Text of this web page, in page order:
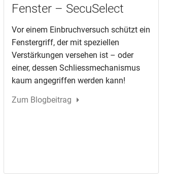
Fenster – SecuSelect
Vor einem Einbruchversuch schützt ein
Fenstergriff, der mit speziellen
Verstärkungen versehen ist – oder
einer, dessen Schliessmechanismus
kaum angegriffen werden kann!
Zum Blogbeitrag